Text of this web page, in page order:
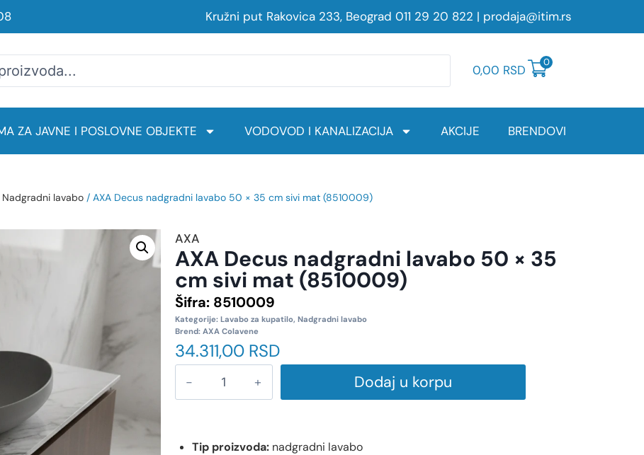
Kružni put Rakovica 233, Beograd 011 29 20 822 | prodaja@itim.rs
0,00 RSD
0
ZA JAVNE I POSLOVNE OBJEKTE VODOVOD I KANALIZACIJA AKCIJE BRENDOVI
Nadgradni lavabo / AXA Decus nadgradni lavabo 50 × 35 cm sivi mat (8510009)
AXA
AXA Decus nadgradni lavabo 50 × 35
cm sivi mat (8510009)
Šifra: 8510009
Kategorije: Lavabo za kupatilo, Nadgradni lavabo
Brend: AXA Colavene
34.311,00 RSD
Dodaj u korpu
Tip proizvoda: nadgradni lavabo